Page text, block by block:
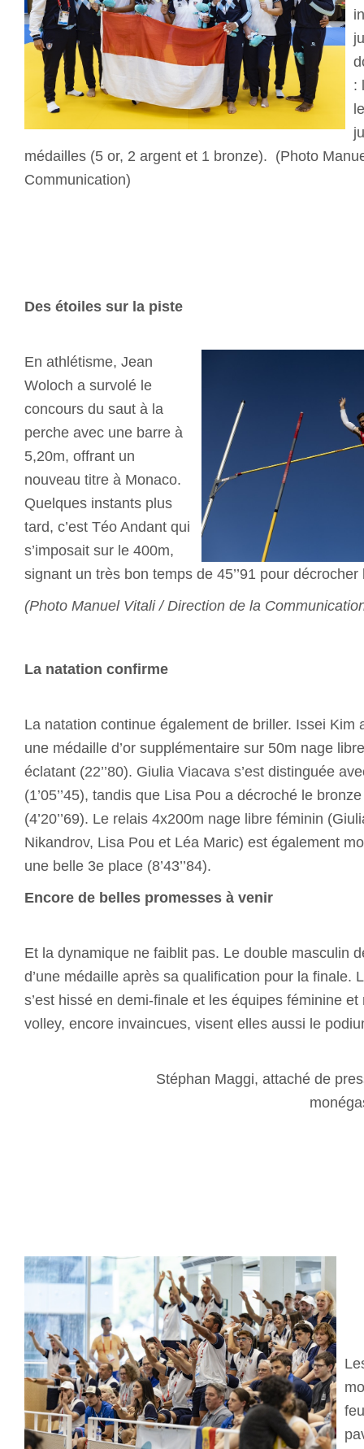
:
médailles (5 or, 2 argent et 1 bronze). (Photo
Communication)
Des étoiles sur la piste
En athlétisme, Jean
Woloch a survolé le
concours du saut à la
perche avec une barre à
5,20m, offrant un
nouveau titre à Monaco.
Quelques instants plus
tard, c’est Téo Andant qui
s’imposait sur le 400m,
signant un très bon temps de 45’’91 pour décrocher
(Photo Manuel Vitali / Direction de la
La natation confirme
La natation continue également de briller. Issei Kim
une médaille d’or supplémentaire sur 50m nage
éclatant (22’’80). Giulia Viacava s’est distinguée
(1’05’’45), tandis que Lisa Pou a décroché le
(4’20’’69). Le relais 4x200m nage libre féminin
Nikandrov, Lisa Pou et Léa Maric) est également
une belle 3e place (8’43’’84).
Encore de belles promesses à venir
Et la dynamique ne faiblit pas. Le double masculin
d’une médaille après sa qualification pour la finale.
s’est hissé en demi-finale et les équipes féminine
volley, encore invaincues, visent
Stéphan Maggi, attaché de